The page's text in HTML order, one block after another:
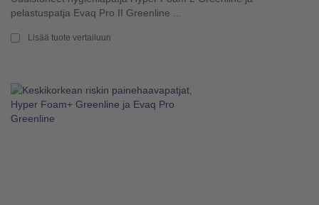
pelastuspatja Evaq Pro II Greenline ...
Lisää tuote vertailuun